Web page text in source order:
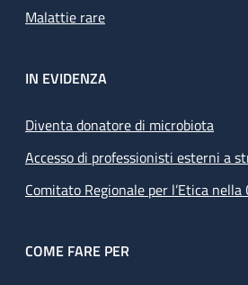
Malattie rare
IN EVIDENZA
Diventa donatore di microbiota
Accesso di professionisti esterni a
Comitato Regionale per l’Etica nella
COME FARE PER